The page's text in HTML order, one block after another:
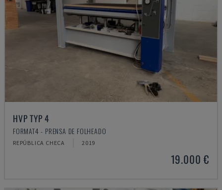
HVP TYP 4
FORMAT4 - PRENSA DE FOLHEADO
REPÚBLICA CHECA 2019
19.000 €